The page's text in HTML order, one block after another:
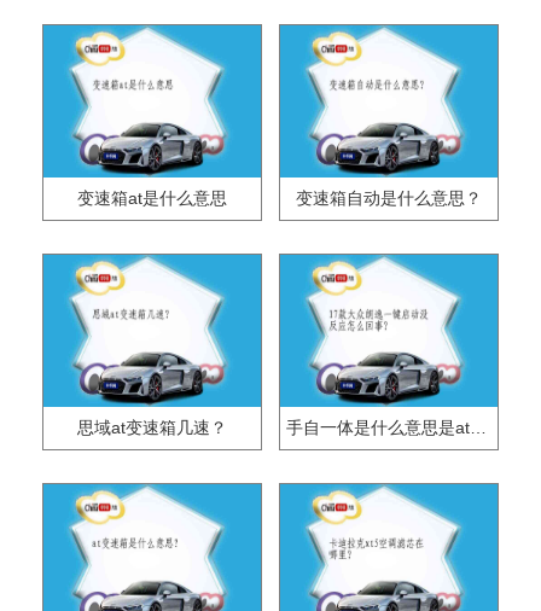
变速箱at是什么意思 变速箱自动是什么意思？
思域at变速箱几速？ 手自一体是什么意思是at变速箱么？